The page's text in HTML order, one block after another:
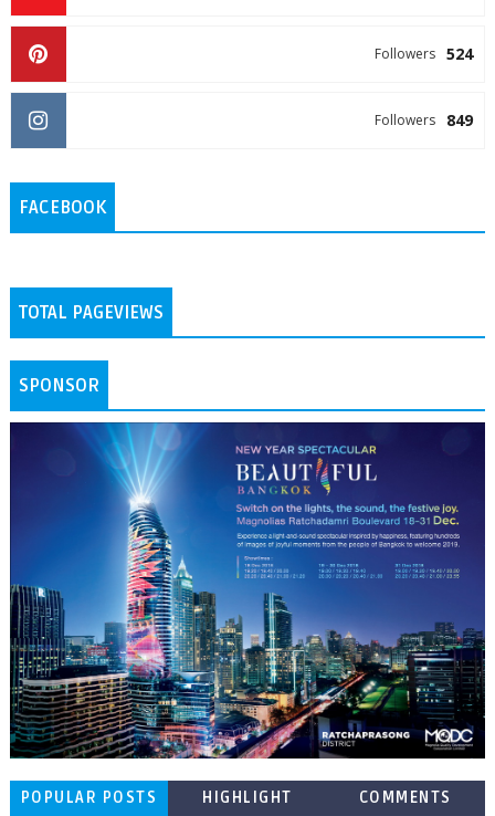
524
Followers
849
Followers
FACEBOOK
TOTAL PAGEVIEWS
SPONSOR
POPULAR POSTS HIGHLIGHT COMMENTS